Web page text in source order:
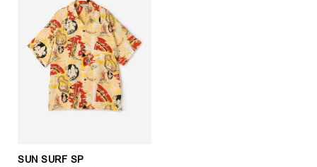
SUN SURF SP